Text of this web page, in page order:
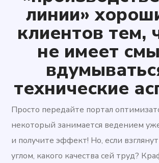
линии»
клиентов тем,
не имеет
технические
Просто передайте портал
некоторый занимается ведением
и получите эффект! Но, если
углом, какого качества сей труд?